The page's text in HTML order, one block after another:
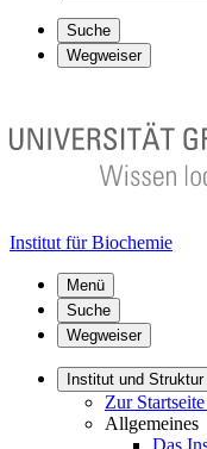
Suche
Wegweiser
Institut für Biochemie
Menü
Suche
Wegweiser
Institut und Struktur
Zur
Allgemeines
Das